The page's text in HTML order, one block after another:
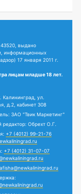
выдано
информационных
17 января 2011 г.
лицам младше 18 лет.
Калининград, ул.
д.2, кабинет 308
ЗАО "Твик Маркетинг"
редактор: Обрехт О.Г.
+7 (4012) 99-21-76
+7 (4012) 31-07-07
afisha@newkaliningrad.ru